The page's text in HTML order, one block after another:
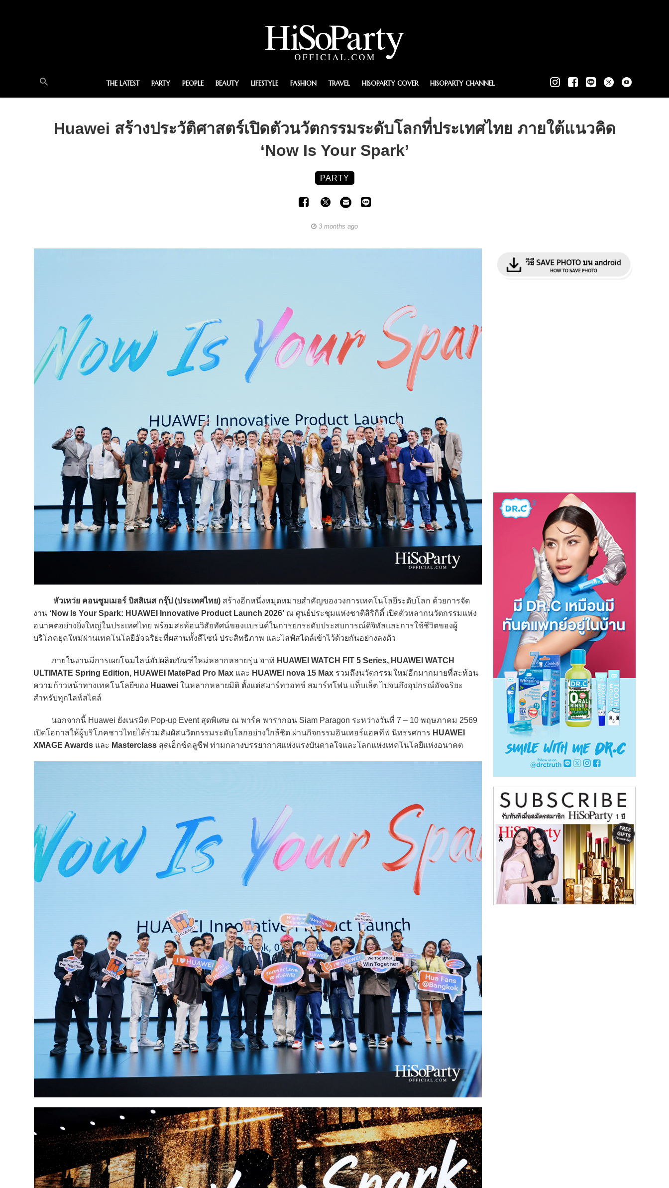
THE LATEST PARTY PEOPLE BEAUTY LIFESTYLE FASHION TRAVEL HISOPARTY COVER HISOPARTY CHANNEL
Huawei สร้างประวัติศาสตร์เปิดตัวนวัตกรรมระดับโลกที่ประเทศไทย ภายใต้แนวคิด
‘Now Is Your Spark’
PARTY
3 months ago
หัวเหว่ย คอนซูมเมอร์ บิสสิเนส กรุ๊ป (ประเทศไทย) สร้างอีกหนึ่งหมุดหมายสำคัญของวงการเทคโนโลยีระดับโลก ด้วยการจัด
งาน ‘Now Is Your Spark: HUAWEI Innovative Product Launch 2026’ ณ ศูนย์ประชุมแห่งชาติสิริกิติ์ เปิดตัวหลากนวัตกรรมแห่ง
อนาคตอย่างยิ่งใหญ่ในประเทศไทย พร้อมสะท้อนวิสัยทัศน์ของแบรนด์ในการยกระดับประสบการณ์ดิจิทัลและการใช้ชีวิตของผู้
บริโภคยุคใหม่ผ่านเทคโนโลยีอัจฉริยะที่ผสานทั้งดีไซน์ ประสิทธิภาพ และไลฟ์สไตล์เข้าไว้ด้วยกันอย่างลงตัว
ภายในงานมีการเผยโฉมไลน์อัปผลิตภัณฑ์ใหม่หลากหลายรุ่น อาทิ HUAWEI WATCH FIT 5 Series, HUAWEI WATCH
ULTIMATE Spring Edition, HUAWEI MatePad Pro Max และ HUAWEI nova 15 Max รวมถึงนวัตกรรมใหม่อีกมากมายที่สะท้อน
ความก้าวหน้าทางเทคโนโลยีของ Huawei ในหลากหลายมิติ ตั้งแต่สมาร์ทวอทช์ สมาร์ทโฟน แท็บเล็ต ไปจนถึงอุปกรณ์อัจฉริยะ
สำหรับทุกไลฟ์สไตล์
นอกจากนี้ Huawei ยังเนรมิต Pop-up Event สุดพิเศษ ณ พาร์ค พารากอน Siam Paragon ระหว่างวันที่ 7 – 10 พฤษภาคม 2569
เปิดโอกาสให้ผู้บริโภคชาวไทยได้ร่วมสัมผัสนวัตกรรมระดับโลกอย่างใกล้ชิด ผ่านกิจกรรมอินเทอร์แอคทีฟ นิทรรศการ HUAWEI
XMAGE Awards และ Masterclass สุดเอ็กซ์คลูซีฟ ท่ามกลางบรรยากาศแห่งแรงบันดาลใจและโลกแห่งเทคโนโลยีแห่งอนาคต